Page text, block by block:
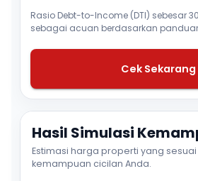
Rasio Debt-to-Income (DTI) sebesar
sebagai acuan berdasarkan
Cek Sekarang
Hasil Simulasi
Estimasi harga properti yang
kemampuan cicilan Anda.